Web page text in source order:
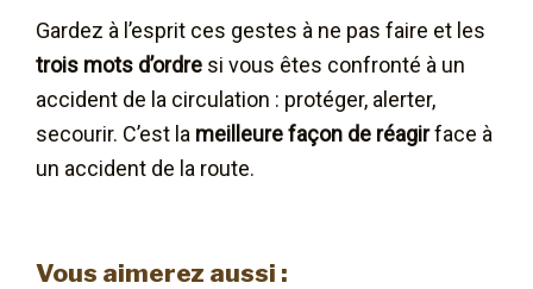
Gardez à l’esprit ces gestes à ne pas faire et les
trois mots d’ordre si vous êtes confronté à un
accident de la circulation : protéger, alerter,
secourir. C’est la meilleure façon de réagirface à
un accident de la route.
Vous aimerez aussi :